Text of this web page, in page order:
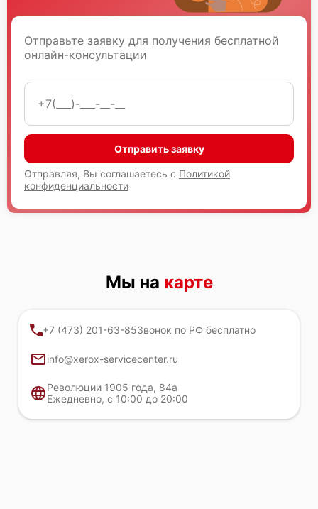
Отправьте заявку для получения бесплатной
онлайн-консультации
Отправить заявку
Отправляя, Вы соглашаетесь с Политикой
конфиденциальности
Мы на карте
+7 (473) 201-63-85Звонок по РФ бесплатно
info@xerox-servicecenter.ru
Революции 1905 года, 84а
Ежедневно, с 10:00 до 20:00